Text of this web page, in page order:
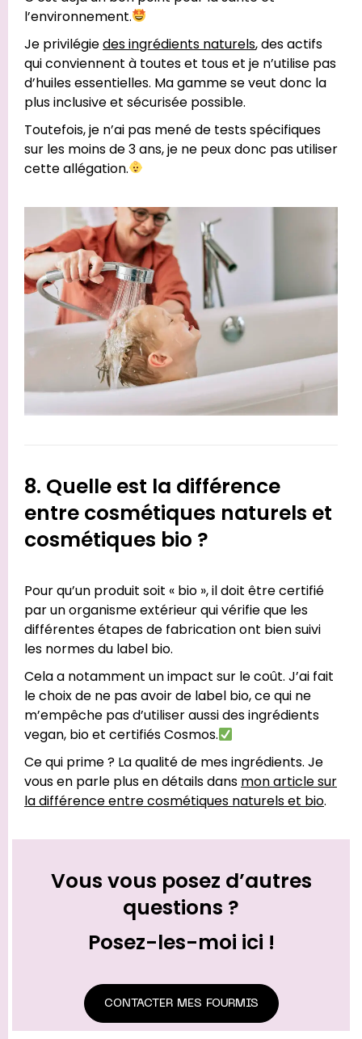
l’environnement.
Je privilégiedes ingrédients naturels, des actifs
qui conviennent à toutes et tous et je n’utilise pas
d’huiles essentielles. Ma gamme se veut donc la
plus inclusive et sécurisée possible.
Toutefois, je n’ai pas mené de tests spécifiques
sur les moins de 3 ans, je ne peux donc pas utiliser
cette allégation.
8. Quelle est la différence
entre cosmétiques naturels et
cosmétiques bio ?
Pour qu’un produit soit « bio », il doit être certifié
par un organisme extérieur qui vérifie que les
différentes étapes de fabrication ont bien suivi
les normes du label bio.
Cela a notamment un impact sur le coût. J’ai fait
le choix de ne pas avoir de label bio, ce qui ne
m’empêche pas d’utiliser aussi des ingrédients
vegan, bio et certifiés Cosmos.
Ce qui prime ? La qualité de mes ingrédients. Je
vous en parle plus en détails dans mon article sur
la différence entre cosmétiques naturels et bio.
Vous vous posez d’autres
questions ?
Posez-les-moi ici !
CONTACTER MES FOURMIS